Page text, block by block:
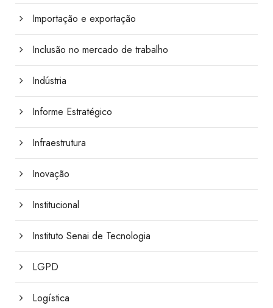
Importação e exportação
Inclusão no mercado de trabalho
Indústria
Informe Estratégico
Infraestrutura
Inovação
Institucional
Instituto Senai de Tecnologia
LGPD
Logística